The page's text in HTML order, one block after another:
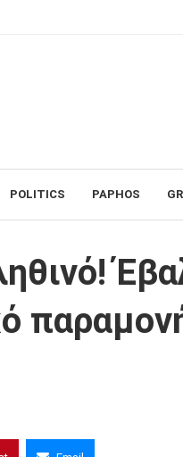
POLITICS PAPHOS
στον «τελικό